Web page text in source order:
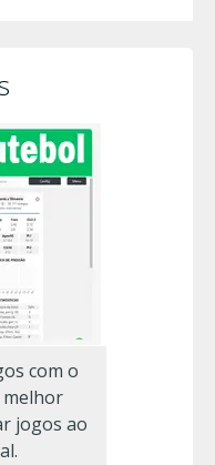
com o
melhor
jogos ao